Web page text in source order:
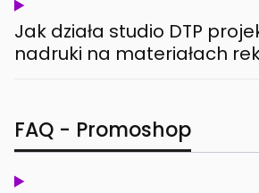
Jak działa studio DTP
nadruki na materiałach
FAQ - Promoshop